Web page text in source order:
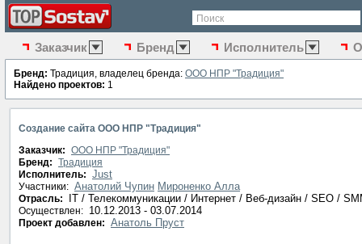
Поиск
Заказчик Бренд Исполнитель
Бренд: Традиция, владелец бренда: ООО НПР "Традиция"
Найдено проектов: 1
Создание сайта ООО НПР "Традиция"
Заказчик: ООО НПР "Традиция"
Бренд: Традиция
Исполнитель: Just
Участники: Анатолий Чупин Мироненко Алла
Отрасль: IT / Телекоммуникации / Интернет / Веб-дизайн / SEO /
Осуществлен: 10.12.2013 - 03.07.2014
Проект добавлен: Анатоль Пруст